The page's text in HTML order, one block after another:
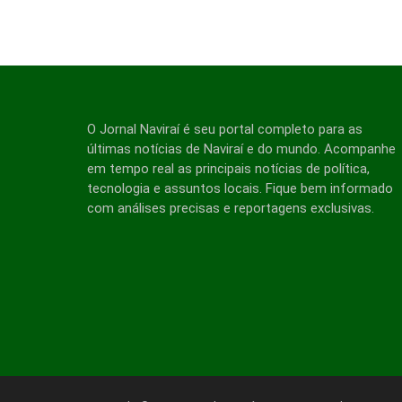
O Jornal Naviraí é seu portal completo para as
últimas notícias de Naviraí e do mundo. Acompanhe
em tempo real as principais notícias de política,
tecnologia e assuntos locais. Fique bem informado
com análises precisas e reportagens exclusivas.